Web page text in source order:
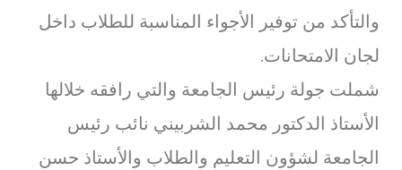
والتأكد من توفير الأجواء المناسبة للطلاب داخل
لجان الامتحانات.
شملت جولة رئيس الجامعة والتي رافقه خلالها
الأستاذ الدكتور محمد الشربيني نائب رئيس
الجامعة لشؤون التعليم والطلاب والأستاذ حسن